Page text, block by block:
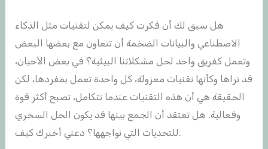
هل سبق لك أن فكرت كيف يمكن لتقنيات مثل الذكاء
الاصطناعي والبيانات الضخمة أن تتعاون مع بعضها البعض
وتعمل كفريق واحد لحل مشكلاتنا البيئية؟ في بعض الأحيان،
قد نراها وكأنها تقنيات معزولة، كل واحدة تعمل بمفردها، لكن
الحقيقة هي أن هذه التقنيات عندما تتكامل، تصبح أكثر قوة
وفعالية. هل تعتقد أن الجمع بينها قد يكون الحل السحري
للتحديات التي نواجهها؟ دعني أخبرك كيف.